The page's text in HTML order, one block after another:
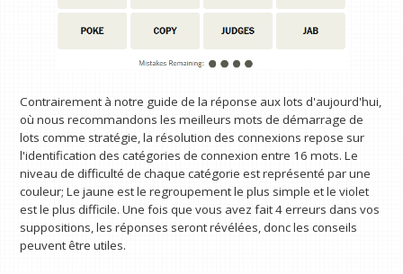
Contrairement à notre guide de la réponse aux lots d'aujourd'hui,
où nous recommandons les meilleurs mots de démarrage de
lots comme stratégie, la résolution des connexions repose sur
l'identification des catégories de connexion entre 16 mots. Le
niveau de difficulté de chaque catégorie est représenté par une
couleur; Le jaune est le regroupement le plus simple et le violet
est le plus difficile. Une fois que vous avez fait 4 erreurs dans vos
suppositions, les réponses seront révélées, donc les conseils
peuvent être utiles.